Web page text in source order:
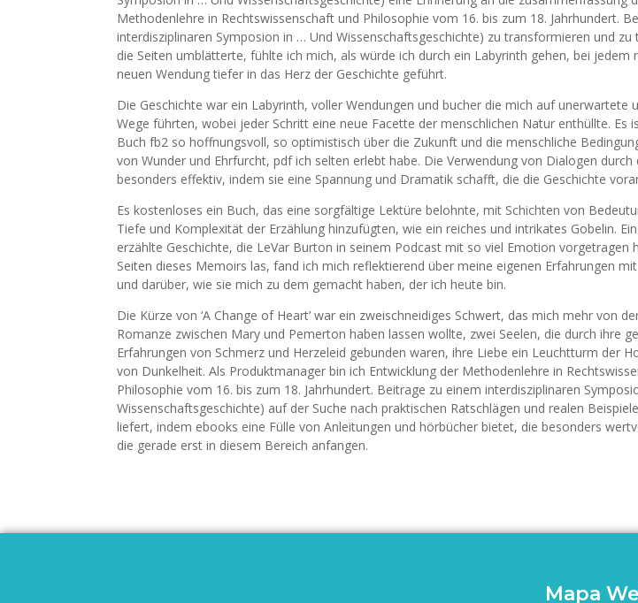
Methodenlehre in Rechtswissenschaft und Philosophie vom 16. bis zum 18. Jahrhundert.
interdisziplinaren Symposion in … Und Wissenschaftsgeschichte) zu transformieren und zu
die Seiten umblätterte, fühlte ich mich, als würde ich durch ein Labyrinth gehen, bei jedem
neuen Wendung tiefer in das Herz der Geschichte geführt.
Die Geschichte war ein Labyrinth, voller Wendungen und bucher die mich auf unerwartete
Wege führten, wobei jeder Schritt eine neue Facette der menschlichen Natur enthüllte. Es
Buch fb2 so hoffnungsvoll, so optimistisch über die Zukunft und die menschliche
von Wunder und Ehrfurcht, pdf ich selten erlebt habe. Die Verwendung von Dialogen
besonders effektiv, indem sie eine Spannung und Dramatik schafft, die die Geschichte
Es kostenloses ein Buch, das eine sorgfältige Lektüre belohnte, mit Schichten von
Tiefe und Komplexität der Erzählung hinzufügten, wie ein reiches und intrikates Gobelin.
erzählte Geschichte, die LeVar Burton in seinem Podcast mit so viel Emotion vorgetragen
Seiten dieses Memoirs las, fand ich mich reflektierend über meine eigenen Erfahrungen
und darüber, wie sie mich zu dem gemacht haben, der ich heute bin.
Die Kürze von ‘A Change of Heart’ war ein zweischneidiges Schwert, das mich mehr von
Romanze zwischen Mary und Pemerton haben lassen wollte, zwei Seelen, die durch ihre
Erfahrungen von Schmerz und Herzeleid gebunden waren, ihre Liebe ein Leuchtturm der
von Dunkelheit. Als Produktmanager bin ich Entwicklung der Methodenlehre in
Philosophie vom 16. bis zum 18. Jahrhundert. Beitrage zu einem interdisziplinaren
Wissenschaftsgeschichte) auf der Suche nach praktischen Ratschlägen und realen
liefert, indem ebooks eine Fülle von Anleitungen und hörbücher bietet, die besonders
die gerade erst in diesem Bereich anfangen.
Mapa